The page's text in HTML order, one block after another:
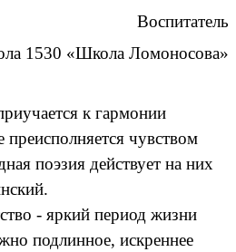
Воспитатель
1530 «Школа Ломоносова»
к гармонии
преисполняется чувством
поэзия действует на них
- яркий период жизни
подлинное, искреннее